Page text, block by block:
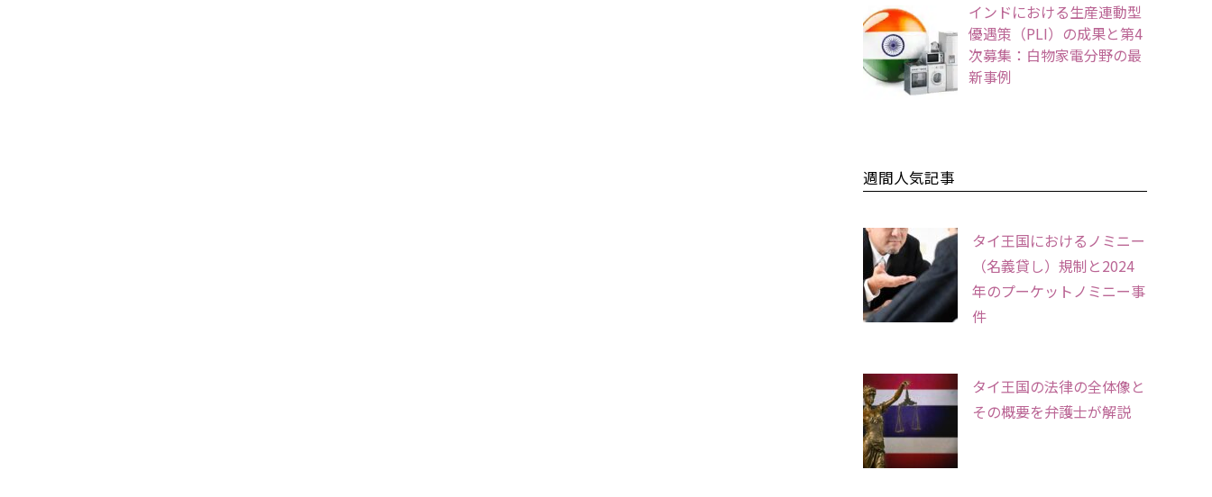
インドにおける生産連動型
優遇策（PLI）の成果と第4
次募集：白物家電分野の最
新事例
週間人気記事
タイ王国におけるノミニー
（名義貸し）規制と2024
年のプーケットノミニー事
件
タイ王国の法律の全体像と
その概要を弁護士が解説